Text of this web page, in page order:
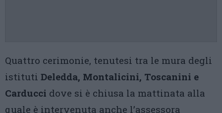
Quattro cerimonie, tenutesi tra le mura degli
istituti Deledda, Montalicini, Toscanini e
Carducci dove si è chiusa la mattinata alla
quale è intervenuta anche l’assessora